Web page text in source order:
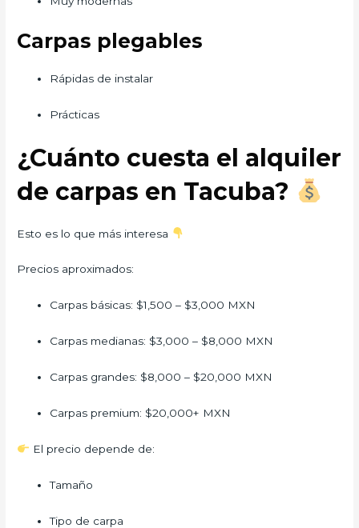
Carpas plegables
Rápidas de instalar
Prácticas
¿Cuánto cuesta el alquiler
de carpas en Tacuba?
Esto es lo que más interesa
Precios aproximados:
Carpas básicas: $1,500 – $3,000 MXN
Carpas medianas: $3,000 – $8,000 MXN
Carpas grandes: $8,000 – $20,000 MXN
Carpas premium: $20,000+ MXN
El precio depende de:
Tamaño
Tipo de carpa